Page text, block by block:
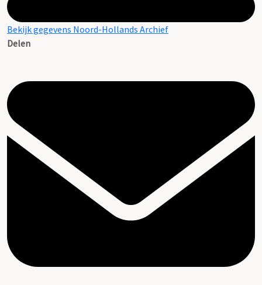
Bekijk gegevens Noord-Hollands Archief
Delen